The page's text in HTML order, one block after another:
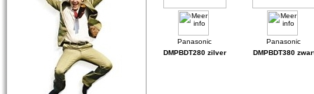
DMPBDT280 zilver DMPBDT380